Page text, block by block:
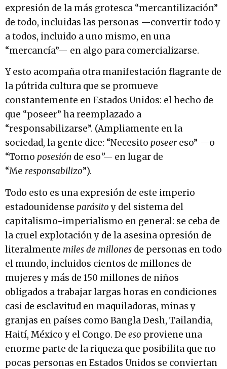
expresión de la más grotesca “mercantilización”
de todo, incluidas las personas —convertir todo y
a todos, incluido a uno mismo, en una
“mercancía”— en algo para comercializarse.
Y esto acompaña otra manifestación flagrante de
la pútrida cultura que se promueve
constantemente en Estados Unidos: el hecho de
que “poseer” ha reemplazado a
“responsabilizarse”. (Ampliamente en la
sociedad, la gente dice: “Necesito poseer eso” —o
“Tomo posesión de eso”— en lugar de
“Me responsabilizo”).
Todo esto es una expresión de este imperio
estadounidense parásitoy del sistema del
capitalismo-imperialismo en general: se ceba de
la cruel explotación y de la asesina opresión de
literalmente miles de millones de personas en todo
el mundo, incluidos cientos de millones de
mujeres y más de 150 millones de niños
obligados a trabajar largas horas en condiciones
casi de esclavitud en maquiladoras, minas y
granjas en países como Bangla Desh, Tailandia,
Haití, México y el Congo. De eso proviene una
enorme parte de la riqueza que posibilita que no
pocas personas en Estados Unidos se conviertan